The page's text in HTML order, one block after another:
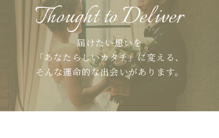
Thought to Deliver
届けたい想いを
「あなたらしいカタチ」に変える、
そんな運命的な出会いがあります。